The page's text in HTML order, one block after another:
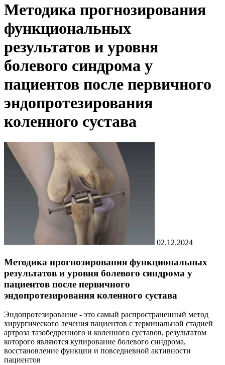
Методика прогнозирования
функциональных
результатов и уровня
болевого синдрома у
пациентов после первичного
эндопротезирования
коленного сустава
02.12.2024
Методика прогнозирования функциональных
результатов и уровня болевого синдрома у
пациентов после первичного
эндопротезирования коленного сустава
Эндопротезирование - это самый распространенный метод
хирургического лечения пациентов с терминальной стадией
артроза тазобедренного и коленного суставов, результатом
которого являются купирование болевого синдрома,
восстановление функции и повседневной активности
пациентов